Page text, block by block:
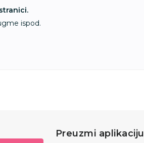
ispod.
Preuzmi aplikaciju